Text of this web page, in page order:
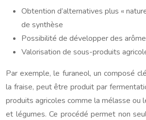
Obtention d’alternatives plus «
de synthèse
Possibilité de développer des
Valorisation de sous-produits
Par exemple, le furaneol, un composé
la fraise, peut être produit par
produits agricoles comme la mélasse ou
et légumes. Ce procédé permet non